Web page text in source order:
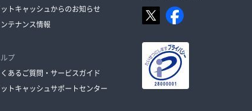
ットキャッシュからのお知らせ
ンテナンス情報
プ
くあるご質問・サービスガイド
ットキャッシュサポートセンター